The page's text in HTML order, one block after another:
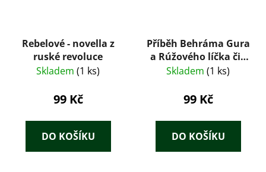
Rebelové - novella z
ruské revoluce
Skladem (1 ks)
99 Kč
DO KOŠÍKU
Příběh Behráma Gura
a Rúžového líčka čili
sedm dní a sedm nocí
Skladem (1 ks)
99 Kč
DO KOŠÍKU